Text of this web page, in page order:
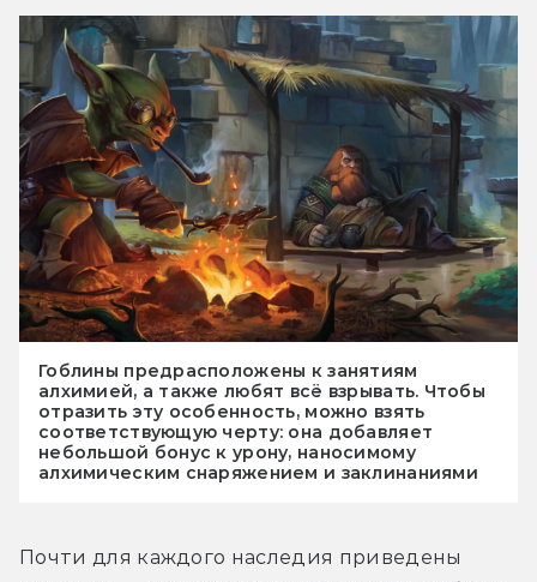
Гоблины предрасположены к занятиям
алхимией, а также любят всё взрывать. Чтобы
отразить эту особенность, можно взять
соответствующую черту: она добавляет
небольшой бонус к урону, наносимому
алхимическим снаряжением и заклинаниями
Почти для каждого наследия приведены